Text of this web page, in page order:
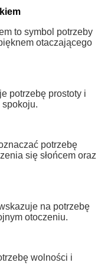
to symbol potrzeby
otaczającego
potrzebę prostoty i
potrzebę
się słońcem oraz
na potrzebę
otoczeniu.
wolności i